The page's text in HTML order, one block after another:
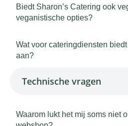
Biedt Sharon’s Catering ook
veganistische opties?
Wat voor cateringdiensten
aan?
Technische vragen
Waarom lukt het mij soms niet